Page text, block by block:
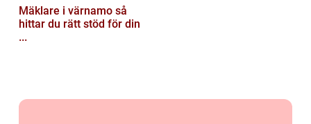
Mäklare i värnamo så
hittar du rätt stöd för din
...